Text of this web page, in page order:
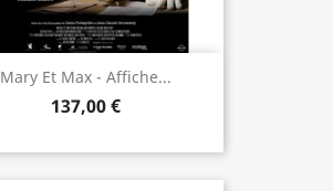
Mary Et Max - Affiche...
137,00 €